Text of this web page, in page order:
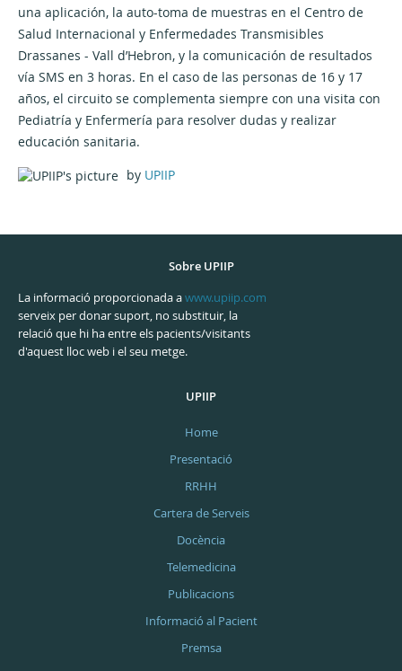
una aplicación, la auto-toma de muestras en el Centro de
Salud Internacional y Enfermedades Transmisibles
Drassanes - Vall d’Hebron, y la comunicación de resultados
vía SMS en 3 horas. En el caso de las personas de 16 y 17
años, el circuito se complementa siempre con una visita con
Pediatría y Enfermería para resolver dudas y realizar
educación sanitaria.
by UPIIP
Sobre UPIIP
La informació proporcionada awww.upiip.com
serveix per donar suport, no substituir, la
relació que hi ha entre els pacients/visitants
d'aquest lloc web i el seu metge.
UPIIP
Home
Presentació
RRHH
Cartera de Serveis
Docència
Telemedicina
Publicacions
Informació al Pacient
Premsa